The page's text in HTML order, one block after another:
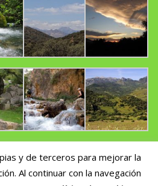
SUR | Nº de registro de Turismo Activo
y de terceros para mejorar la
Al continuar con la navegación